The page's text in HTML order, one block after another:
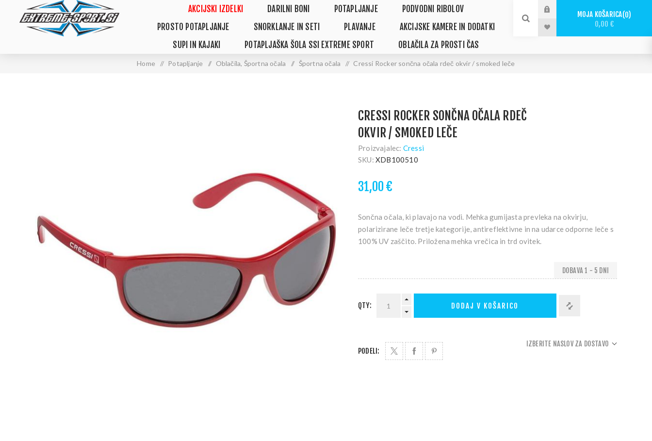
AKCIJSKI IZDELKI DARILNI BONI POTAPLJANJE
PODVODNI RIBOLOV
PROSTO POTAPLJANJE
SNORKLANJE IN SETI PLAVANJE
AKCIJSKE KAMERE IN DODATKI
SUPI IN KAJAKI
POTAPLJAŠKA ŠOLA SSI EXTREME SPORT OBLAČILA ZA PROSTI ČAS
MOJA KOŠARICA 0
0,00 €
Home / Potapljanje / Oblačila, Športna očala / Športna očala / Cressi Rocker sončna očala rdeč okvir / smoked leče
CRESSI ROCKER SONČNA OČALA RDEČ
OKVIR / SMOKED LEČE
Proizvajalec: Cressi
SKU: XDB100510
31,00 €
Sončna očala, ki plavajo na vodi. Mehka gumijasta prevleka na okvirju,
polarizirane leče tretje kategorije, antireflektivne in na udarce odporne leče s
100% UV zaščito. Priložena mehka vrečica in trd ovitek.
DOBAVA 1 - 5 DNI
QTY: DODAJ V KOŠARICO
PODELI:
IZBERITE NASLOV ZA DOSTAVO